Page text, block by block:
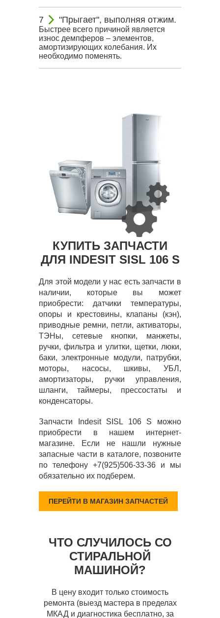
"Прыгает", выполняя отжим.
Быстрее всего причиной является
износ демпферов – элементов,
амортизирующих колебания. Их
необходимо поменять.
КУПИТЬ ЗАПЧАСТИ
ДЛЯ INDESIT SISL 106 S
Для этой модели у нас есть запчасти в
наличии, которые вы может
приобрести: датчики температуры,
опоры и крестовины, клапаны (кэн),
приводные ремни, петли, активаторы,
ТЭНы, сетевые кнопки, манжеты,
ручки, фильтра и улитки, щетки, люки,
баки, электронные модули, патрубки,
моторы, насосы, шкивы, УБЛ,
амортизаторы, ручки управления,
шланги, таймеры, прессостаты и
конденсаторы.
Запчасти Indesit SISL 106 S можно
приобрести в нашем интернет-
магазине. Если не нашли нужные
запасные части в каталоге, позвоните
по телефону +7(925)506-33-36 и мы
обязательно их подберем.
ПЕРЕЙТИ В МАГАЗИН ЗАПЧАСТЕЙ
ЧТО СЛУЧИЛОСЬ СО
СТИРАЛЬНОЙ
МАШИНОЙ?
В цену входит только стоимость
ремонта (выезд мастера в пределах
МКАД и диагностика бесплатно, за